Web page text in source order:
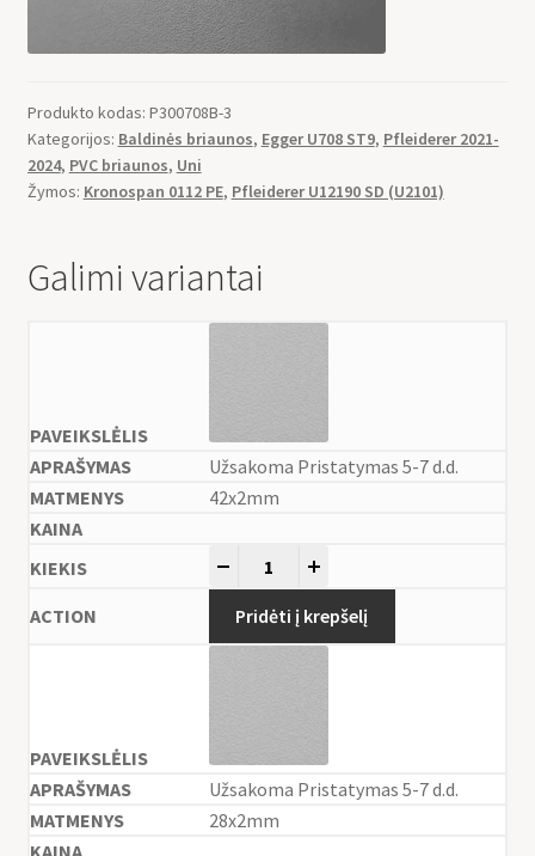
Produkto kodas: P300708B-3
Kategorijos: Baldinės briaunos, Egger U708 ST9, Pfleiderer 2021-
2024, PVC briaunos, Uni
Žymos: Kronospan 0112 PE, Pfleiderer U12190 SD (U2101)
Galimi variantai
Užsakoma Pristatymas 5-7 d.d.
42x2mm
Pridėti į krepšelį
Užsakoma Pristatymas 5-7 d.d.
28x2mm